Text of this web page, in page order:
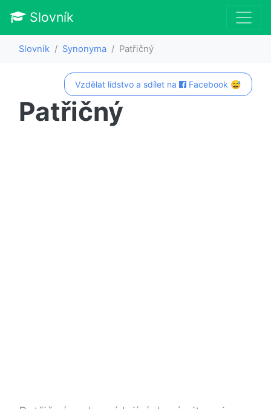
Slovník
Slovník Synonyma Patřičný
Vzdělat lidstvo a sdílet na Facebook 😅
Patřičný